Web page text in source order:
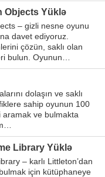
Objects Yüklə
– gizli nesne oyunu
davet ediyoruz.
çözün, saklı olan
bulun. Oyunun…
dolaşın ve saklı
sahip oyunun 100
aramak ve bulmakta
Library Yüklə
– karlı Littleton’dan
bulmak için kütüphaneye